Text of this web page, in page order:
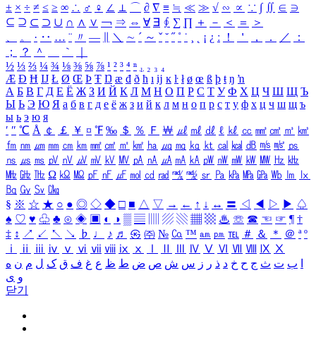
± × ÷ ≠ ≤ ≥ ∞ ∴ ♂ ♀ ∠ ⊥ ⌒ ∂ ∇ ≡ ≒ ≪ ≫ √ ∽ ∝ ∵ ∫ ∬ ∈ ∋
⊆ ⊇ ⊂ ⊃ ∪ ∩ ∧ ∨ ￢ ⇒ ⇔ ∀ ∃ ∮ ∑ ∏ ＋ － ＜ ＝
＞
、
。 · ‥ … ¨ 〃 ― ＼ ∼ ´ ～ ˇ ˘ ˝ ˚ ˙ ¸ ¡ ¿ ː ！ ＇ ， ． ／
：
；
？ ＾ ｀
½ ⅓ ⅔ ¼ ¾ ⅛ ⅜ ⅝ ⅞ ¹ ² ³ ⁴ ⁿ ₁ ₂ ₃ ₄
Æ Ð Ħ Ĳ Ł Ø Œ Þ Ŧ Ŋ æ đ ð ħ ı ĳ ĸ ŀ ł ø œ ß þ ŧ ŋ ŉ
А Б В Г Д Е Ё Ж З И Й К Л М Н О П Р С Т У Ф Х Ц Ч Ш Щ Ъ
Ы Ь Э Ю Я а б в г д е ё ж з и й к л м н о п р с т у ф х ц ч ш щ ъ
ы ь э ю я
′ ″ ℃ Å ￠ ￡ ￥ ¤ ℉ ‰ ＄ ％ Ｆ ￦ ㎕ ㎖ ㎗ ℓ ㎘ ㏄ ㎣ ㎤ ㎥ ㎦
㎙ ㎚ ㎛ ㎜ ㎝ ㎞ ㎟ ㎠ ㎡ ㎢ ㏊ ㎍ ㎎ ㎏ ㏏ ㎈ ㎉ ㏈ ㎧ ㎨ ㎰
㎱ ㎲ ㎳ ㎴ ㎵ ㎶ ㎷ ㎸ ㎹ ㎀ ㎁ ㎂ ㎃ ㎄ ㎺ ㎻ ㎽ ㎾ ㎿ ㎐ ㎑
㎒ ㎓ ㎔ Ω ㏀ ㏁ ㎊ ㎋ ㎌ ㏖ ㏅ ㎭ ㎮ ㎯ ㏛ ㎩ ㎪ ㎫ ㎬ ㏝ ㏐
㏓
㏃ ㏉ ㏜ ㏆
§ ※ ☆ ★ ○ ● ◎ ◇ ◆ □ ■ △ ▽ → ← ↑ ↓ ↔ 〓 ◁ ◀ ▷ ▶ ♤
♠ ♡ ♥ ♧ ♣ ⊙ ◈ ▣ ◐ ◑ ▒ ▤ ▨ ▧ ▦ ▩ ♨ ☏ ☎ ☜ ☞ ¶ †
‡ ↕ ↗ ↙ ↖ ↘ ♭ ♩ ♪ ♬ ㉿ ㈜ № ㏇ ™ ㏂ ㏘ ℡ ＃ ＆ ＊ ＠ ª º
ⅰ
ⅱ ⅲ ⅳ ⅴ ⅵ ⅶ ⅷ ⅸ ⅹ Ⅳ Ⅴ Ⅵ Ⅶ Ⅷ Ⅸ Ⅹ
ب ت ث ج ح خ د ذ ر ز س ش ص ض ط ظ ع غ ف ق ک ل م ن ه
و ی
닫기